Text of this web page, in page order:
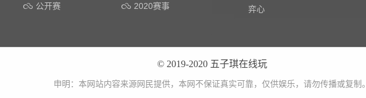
公开赛 2020赛事 弈心
© 2019-2020 五子琪在线玩
申明：本网站内容来源网民提供，本网不保证真实可靠，仅供娱乐，请勿传播或复制。